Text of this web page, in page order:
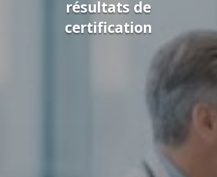
résultats de
certification